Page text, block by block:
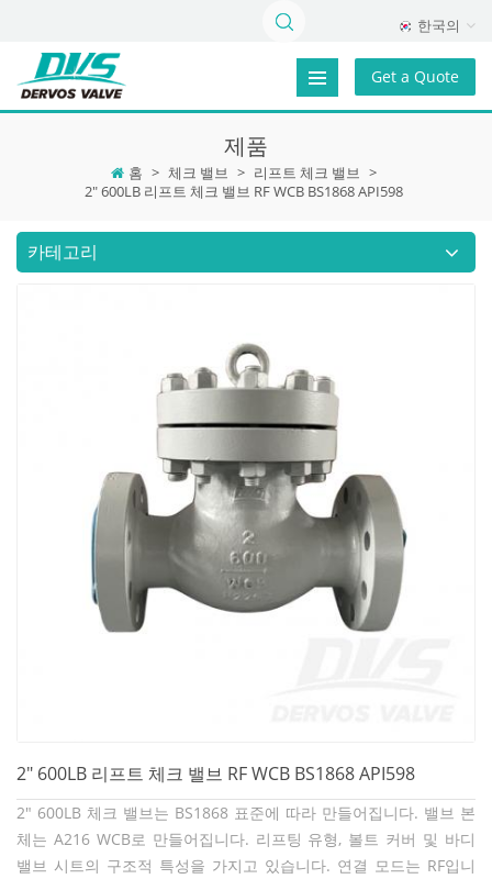
한국의
Get a Quote
제품
홈 > 체크 밸브 > 리프트 체크 밸브 >
2" 600LB 리프트 체크 밸브 RF WCB BS1868 API598
카테고리
2" 600LB 리프트 체크 밸브 RF WCB BS1868 API598
2" 600LB 체크 밸브는 BS1868 표준에 따라 만들어집니다. 밸브 본
체는 A216 WCB로 만들어집니다. 리프팅 유형, 볼트 커버 및 바디
밸브 시트의 구조적 특성을 가지고 있습니다. 연결 모드는 RF입니